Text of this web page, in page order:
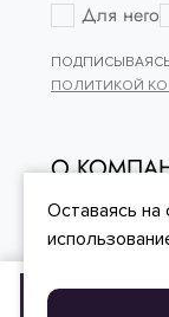
Для него
ПОЛИТИКОЙ
О
ОНЛАЙН
Оставаясь на